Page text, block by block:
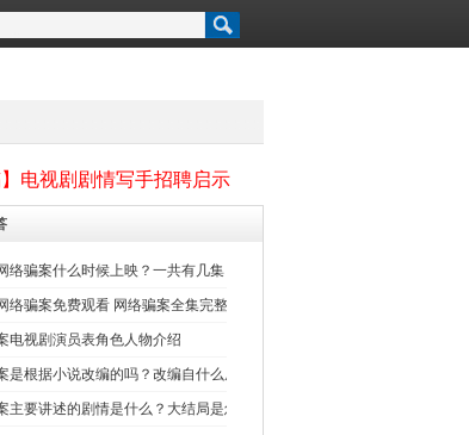
】电视剧剧情写手招聘启示
络骗案什么时候上映？一共有几集？在哪个平台上播出？
络骗案免费观看 网络骗案全集完整版无删减在线播放
电视剧演员表角色人物介绍
是根据小说改编的吗？改编自什么原著小说？
主要讲述的剧情是什么？大结局是怎么样的？